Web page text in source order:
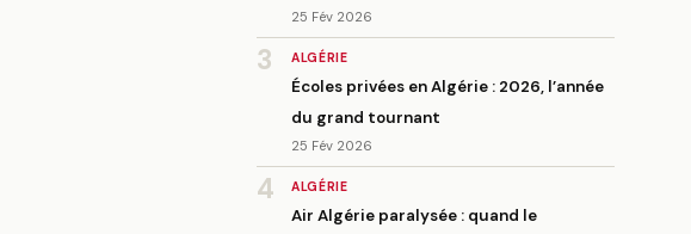
25 Fév 2026
3 ALGÉRIE
Écoles privées en Algérie : 2026, l’année
du grand tournant
25 Fév 2026
4 ALGÉRIE
Air Algérie paralysée : quand le